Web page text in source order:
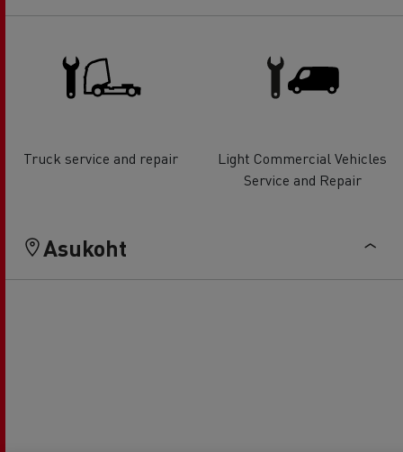
Truck service and repair
Light Commercial Vehicles
Service and Repair
Asukoht